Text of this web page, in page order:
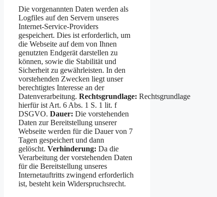
Die vorgenannten Daten werden als
Logfiles auf den Servern unseres
Internet-Service-Providers
gespeichert. Dies ist erforderlich, um
die Webseite auf dem von Ihnen
genutzten Endgerät darstellen zu
können, sowie die Stabilität und
Sicherheit zu gewährleisten. In den
vorstehenden Zwecken liegt unser
berechtigtes Interesse an der
Datenverarbeitung. Rechtsgrundlage: Rechtsgrundlage
hierfür ist Art. 6 Abs. 1 S. 1 lit. f
DSGVO. Dauer: Die vorstehenden
Daten zur Bereitstellung unserer
Webseite werden für die Dauer von 7
Tagen gespeichert und dann
gelöscht. Verhinderung: Da die
Verarbeitung der vorstehenden Daten
für die Bereitstellung unseres
Internetauftritts zwingend erforderlich
ist, besteht kein Widerspruchsrecht.